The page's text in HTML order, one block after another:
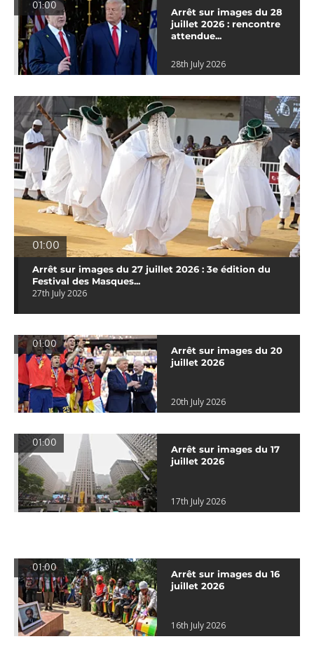
01:00
Arrêt sur images du 28
juillet 2026 : rencontre
attendue...
28th July 2026
01:00
Arrêt sur images du 27 juillet 2026 : 3e édition du
Festival des Masques...
27th July 2026
01:00
Arrêt sur images du 20
juillet 2026
20th July 2026
01:00
Arrêt sur images du 17
juillet 2026
17th July 2026
01:00
Arrêt sur images du 16
juillet 2026
16th July 2026